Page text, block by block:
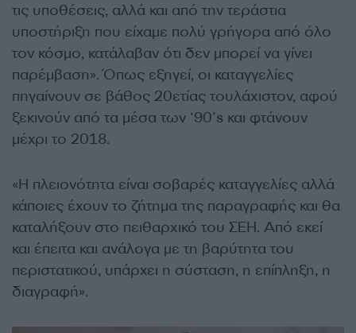
τις υποθέσεις, αλλά και από την τεράστια
υποστήριξη που είχαμε πολύ γρήγορα από όλο
τον κόσμο, κατάλαβαν ότι δεν μπορεί να γίνει
παρέμβαση». Όπως εξηγεί, οι καταγγελίες
πηγαίνουν σε βάθος 20ετίας τουλάχιστον, αφού
ξεκινούν από τα μέσα των ‘90’s και φτάνουν
μέχρι το 2018.
«Η πλειονότητα είναι σοβαρές καταγγελίες αλλά
κάποιες έχουν το ζήτημα της παραγραφής και θα
καταλήξουν στο πειθαρχικό του ΣΕΗ. Από εκεί
και έπειτα και ανάλογα με τη βαρύτητα του
περιστατικού, υπάρχει η σύσταση, η επίπληξη, η
διαγραφή».